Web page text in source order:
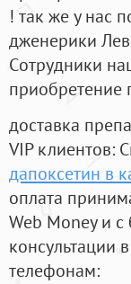
! так же у нас
дженерики
Cотрудники
приобретение
доставка
VIP клиентов:
дапоксетин в
оплата
Web Money и с
консультации
телефонам: